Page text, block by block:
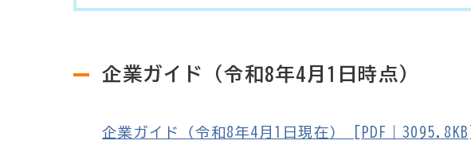
企業ガイド（令和8年4月1日時点）
企業ガイド（令和8年4月1日現在） [PDF｜3095.8KB]